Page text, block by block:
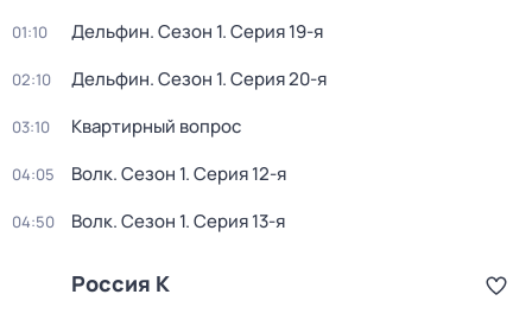
01:10 Дельфин. Сезон 1. Серия 19-я
02:10 Дельфин. Сезон 1. Серия 20-я
03:10 Квартирный вопрос
04:05 Волк. Сезон 1. Серия 12-я
04:50 Волк. Сезон 1. Серия 13-я
Россия К